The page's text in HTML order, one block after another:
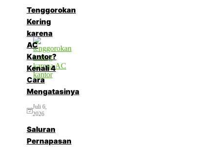
Tenggorokan
Kering
karena
AC
Kantor?
Kenali 4
Cara
Mengatasinya
Juli 6,
2026
Saluran
Pernapasan